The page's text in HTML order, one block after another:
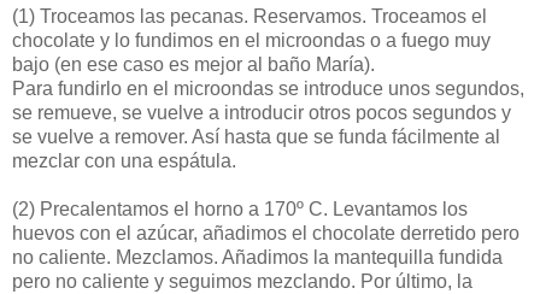
(1) Troceamos las pecanas. Reservamos. Troceamos el
chocolate y lo fundimos en el microondas o a fuego muy
bajo (en ese caso es mejor al baño María).
Para fundirlo en el microondas se introduce unos segundos,
se remueve, se vuelve a introducir otros pocos segundos y
se vuelve a remover. Así hasta que se funda fácilmente al
mezclar con una espátula.
(2) Precalentamos el horno a 170º C. Levantamos los
huevos con el azúcar, añadimos el chocolate derretido pero
no caliente. Mezclamos. Añadimos la mantequilla fundida
pero no caliente y seguimos mezclando. Por último, la